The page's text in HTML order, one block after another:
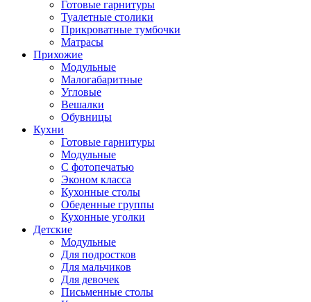
Готовые гарнитуры
Туалетные столики
Прикроватные тумбочки
Матрасы
Прихожие
Модульные
Малогабаритные
Угловые
Вешалки
Обувницы
Кухни
Готовые гарнитуры
Модульные
С фотопечатью
Эконом класса
Кухонные столы
Обеденные группы
Кухонные уголки
Детские
Модульные
Для подростков
Для мальчиков
Для девочек
Письменные столы